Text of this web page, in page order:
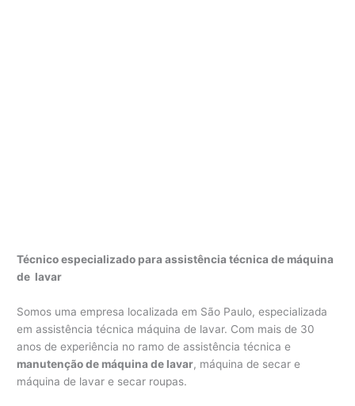
Técnico especializado para assistência técnica de máquina
de lavar
Somos uma empresa localizada em São Paulo, especializada
em assistência técnica máquina de lavar. Com mais de 30
anos de experiência no ramo de assistência técnica e
manutenção de máquina de lavar, máquina de secar e
máquina de lavar e secar roupas.